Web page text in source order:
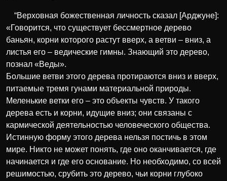
“Верховная божественная личность сказал [Арджуне]:
«Говорится, что существует бессмертное дерево
баньян, корни которого растут вверх, а ветви – вниз, а
листья его – ведические гимны. Знающий это дерево,
познал «Веды».
Большие ветви этого дерева протираются вниз и вверх,
питаемые тремя гунами материальной природы.
Меленькие ветки его – это объекты чувств. У такого
дерева есть и корни, идущие вниз; они связаны с
кармической деятельностью человеческого общества.
Истинную форму этого дерева нельзя постичь в этом
мире. Никто не может понять, где оно оканчивается, где
начинается и где его основание. Но необходимо, со всей
решимостью, срубить это дерево, чьи корни глубоко